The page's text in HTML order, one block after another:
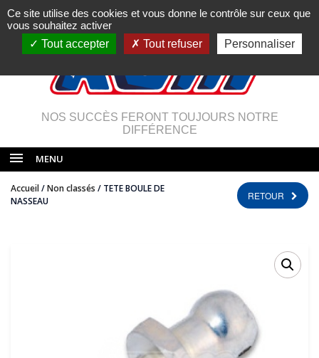
NOS SUCCÈS FERONT TOUJOURS NOTRE
DIFFÉRENCE
MENU
Accueil/Non classés / TETE BOULE DE
NASSEAU
RETOUR
Ce site utilise des cookies et vous donne le contrôle sur ceux que
vous souhaitez activer
Tout accepter
Tout refuser Personnaliser